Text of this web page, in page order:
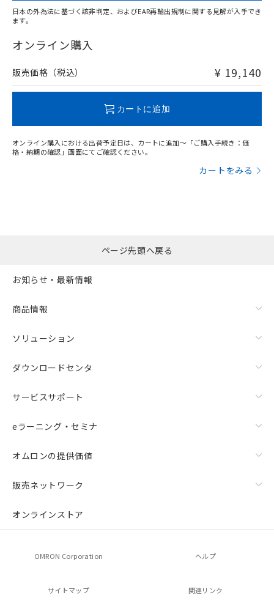
アルミ材
l: 12mm以上、φd: 80mm以上、D: 12mm以上、m: 20mm
在庫等で未対応品が混在する可能性があります。
問い合わせください。
日本の外為法に基づく該非判定、およびEAR再輸出規制に関する見解が入手でき
ます。
オンライン購入
販売価格（税込） ¥ 19,140
カートに追加
オンライン購入における出荷予定日は、カートに追加～「ご購入手続き：価
格・納期の確認」画面にてご確認ください。
カートをみる
ページ先頭へ戻る
お知らせ・最新情報
商品情報
ソリューション
ダウンロードセンタ
サービスサポート
eラーニング・セミナ
オムロンの提供価値
販売ネットワーク
オンラインストア
OMRON Corporation ヘルプ
サイトマップ 関連リンク